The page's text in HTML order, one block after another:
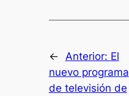
← Anterior: El
nuevo programa
de televisión de